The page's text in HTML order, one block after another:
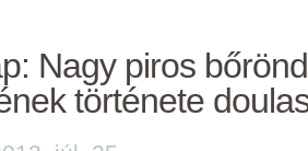
Nagy piros
története